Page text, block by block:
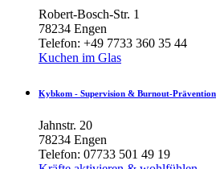
Robert-Bosch-Str. 1
78234 Engen
Telefon: +49 7733 360 35 44
Kuchen im Glas
Kybkom - Supervision & Burnout-Prävention
Jahnstr. 20
78234 Engen
Telefon: 07733 501 49 19